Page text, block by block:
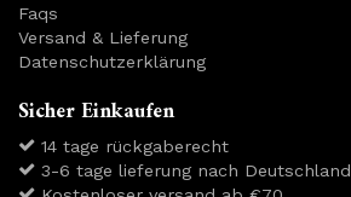
Faqs
Versand & Lieferung
Datenschutzerklärung
Sicher Einkaufen
14 tage rückgaberecht
3-6 tage lieferung nach Deutschland